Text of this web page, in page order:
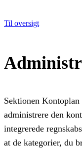
Til oversigt
Sektionen
administrere den
integrerede
at de kategorier, du